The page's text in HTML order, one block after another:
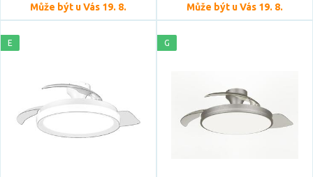
Může být u Vás 19. 8. Může být u Vás 19. 8.
E G